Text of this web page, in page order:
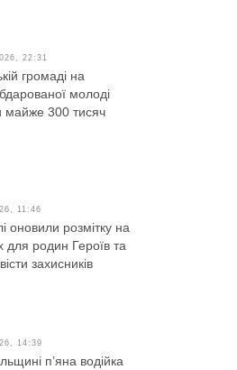
22:31
громаді на
молоді
майже 300 тисяч
11:46
оновили розмітку на
для родин Героїв та
захисників
14:39
п’яна водійка